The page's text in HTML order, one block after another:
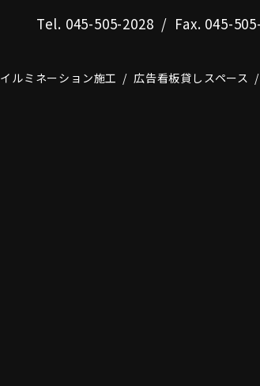
Tel. 045-505-2028 / Fax. 045-
イルミネーション施工 広告看板貸しスペース